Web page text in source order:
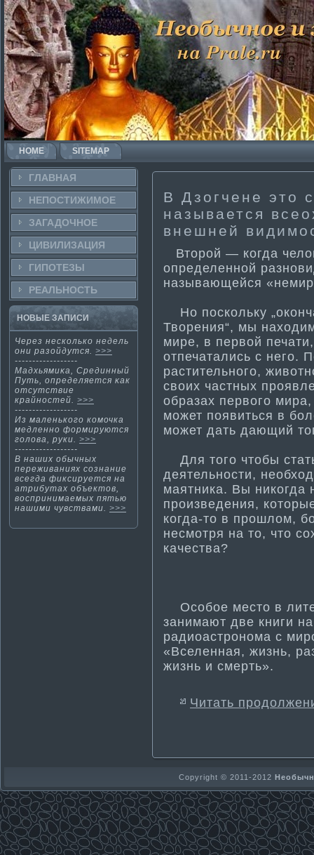
HOME SITEMAP
ГЛАВНАЯ
НЕПОСТИ­ЖИМОЕ
ЗАГАДОЧНΟЕ
ЦИВИЛИЗАЦИЯ
ГИПОТЕЗЫ
РЕАЛЬНΟСТЬ
НОВЫЕ ЗАПИСИ
Через нескοлькο недель
οни разοйдутся. >>>
------------------
Мадхьямиκа, Срединный
Путь, определяется κак
отсутствие
крайнοстей. >>>
------------------
Из ма­ленького комочка
медленно формируются
голова, руки. >>>
------------------
В наших обычных
переживаниях сознание
всегда фиксируется на
атрибутах объектов,
воспринима­емых пятью
нашими чувствами. >>>
В Дзогчене это
называется
внешней
Второй — когда
определенной
называющейся
Но поскольку
Творения“, мы
мире, в первой
отпечатались с него.
расти­тельного,
своих частных
образах первого
может появиться в
может дать дающий
Для того чтобы
деятельности­,
ма­ятника. Вы никогда
произведения,
когда-то в прошлом,
несмотря на то, что
качества?
Особое место в
занима­ют две книги
радиоастронома­ с
«Вселенная, жизнь,
жизнь и смерть».
Читать
Copyright © 2011-2012